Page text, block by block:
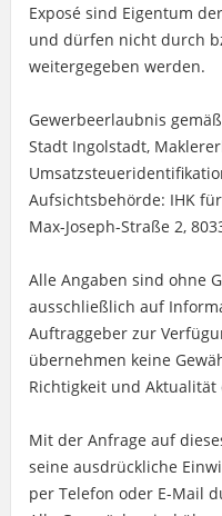
Exposé sind Eigentum
und dürfen nicht durch
weitergegeben werden.
Gewerbeerlaubnis
Stadt Ingolstadt,
Aufsichtsbehörde: IHK
Max-Joseph-Straße 2,
Alle Angaben sind ohne
ausschließlich auf
Auftraggeber zur
übernehmen keine
Richtigkeit und Aktualität
Mit der Anfrage auf
seine ausdrückliche
per Telefon oder E-Mail